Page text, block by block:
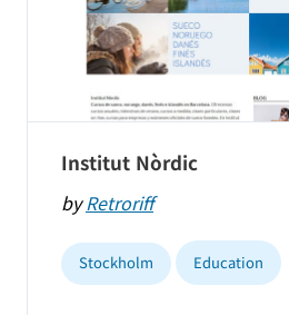
Institut Nòrdic
byRetroriff
Stockholm Education